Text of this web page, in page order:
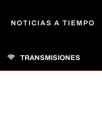
NOTICIAS A TIEMPO
TRANSMISIONES